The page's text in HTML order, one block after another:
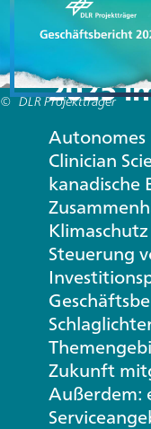
Der
2025
Autonomes
Clinician
kanadische
Steuerung
Zukunft
Außerdem:
DLR Projektträger